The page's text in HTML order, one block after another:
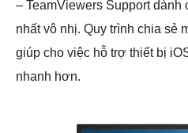
– TeamViewers Support dành
nhất vô nhị. Quy trình chia sẻ
giúp cho việc hỗ trợ thiết bị
nhanh hơn.